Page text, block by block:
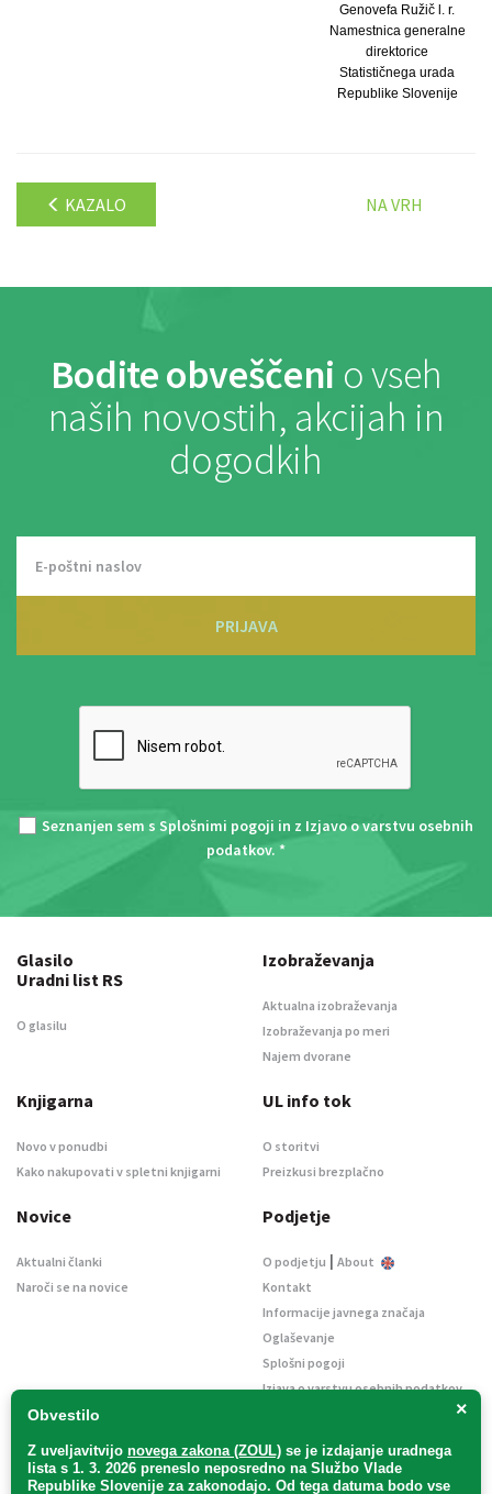
Genovefa Ružič l. r.
Namestnica generalne
direktorice
Statističnega urada
Republike Slovenije
KAZALO NA VRH
Bodite obveščeni o vseh
naših novostih, akcijah in
dogodkih
PRIJAVA
Seznanjen sem s Splošnimi pogoji in z Izjavo o varstvu osebnih
podatkov. *
×
Obvestilo
Z uveljavitvijo novega zakona (ZOUL) se je izdajanje uradnega
lista s 1. 3. 2026 preneslo neposredno na Službo Vlade
Republike Slovenije za zakonodajo. Od tega datuma bodo vse
Glasilo
Uradni list RS
O glasilu
Izobraževanja
Aktualna izobraževanja
Izobraževanja po meri
Najem dvorane
Knjigarna
Novo v ponudbi
Kako nakupovati v spletni knjigarni
UL info tok
O storitvi
Preizkusi brezplačno
Novice
Aktualni članki
Naroči se na novice
Podjetje
O podjetju | About
Kontakt
Informacije javnega značaja
Oglaševanje
Splošni pogoji
Izjava o varstvu osebnih podatkov